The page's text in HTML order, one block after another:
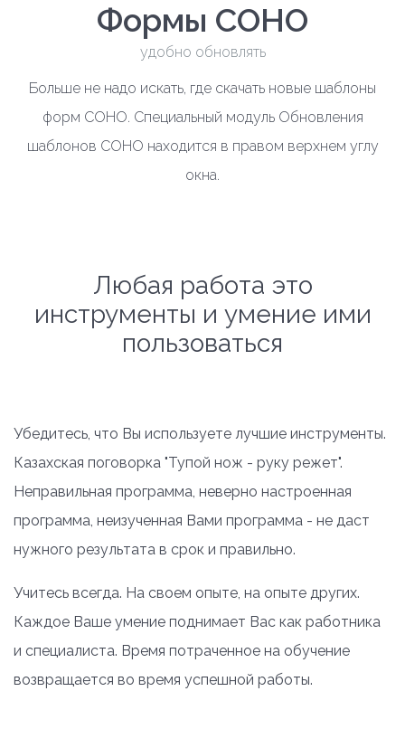
Формы СОНО
удобно обновлять
Больше не надо искать, где скачать новые шаблоны
форм СОНО. Специальный модуль Обновления
шаблонов СОНО находится в правом верхнем углу
окна.
Любая работа это
инструменты и умение ими
пользоваться
Убедитесь, что Вы используете лучшие инструменты.
Казахская поговорка "Тупой нож - руку режет".
Неправильная программа, неверно настроенная
программа, неизученная Вами программа - не даст
нужного результата в срок и правильно.
Учитесь всегда. На своем опыте, на опыте других.
Каждое Ваше умение поднимает Вас как работника
и специалиста. Время потраченное на обучение
возвращается во время успешной работы.